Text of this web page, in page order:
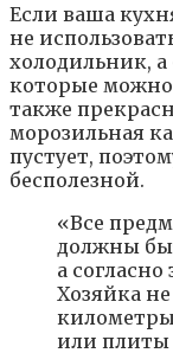
Если ваша
не
холодильник, а
которые можно
также
морозильная
пустует,
бесполезной.
«Все
должны
а
Хозяйка
или плиты